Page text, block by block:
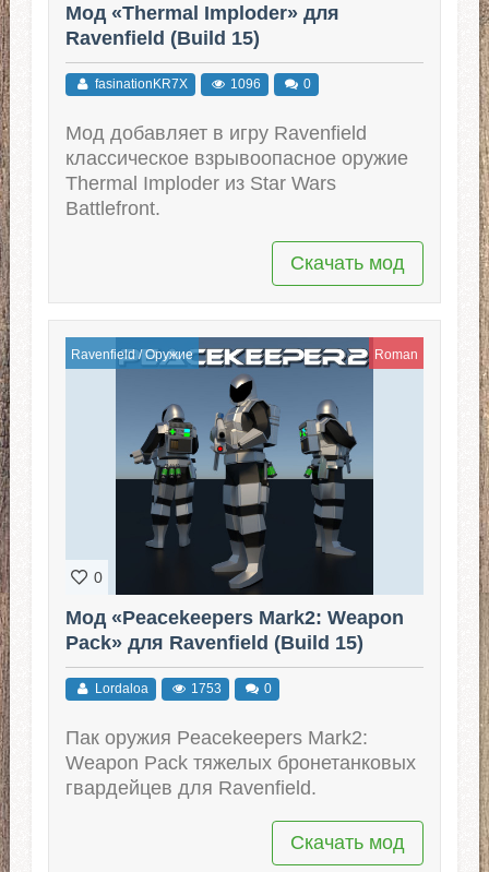
Мод «Thermal Imploder» для
Ravenfield (Build 15)
fasinationKR7X 1096 0
Мод добавляет в игру Ravenfield
классическое взрывоопасное оружие
Thermal Imploder из Star Wars
Battlefront.
Скачать мод
Ravenfield/Оружие Roman
0
Мод «Peacekeepers Mark2: Weapon
Pack» для Ravenfield (Build 15)
Lordaloa 1753 0
Пак оружия Peacekeepers Mark2:
Weapon Pack тяжелых бронетанковых
гвардейцев для Ravenfield.
Скачать мод